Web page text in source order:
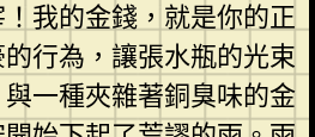
我的金錢，就是你的正
行為，讓張水瓶的光束
一種夾雜著銅臭味的金